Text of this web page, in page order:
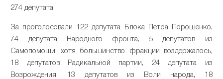
274 депутата.
За проголосовали 122 депутата Блока Петра Порошенко,
74 депутата Народного фронта, 5 депутатов из
Самопомощи, хотя большинство фракции воздержалось,
18 депутатов Радикальной партии, 24 депутата из
Возрождения, 13 депутатов из Воли народа, 18